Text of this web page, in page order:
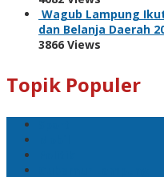
Wagub Lampung
dan Belanja Daerah
3866 Views
Topik Populer